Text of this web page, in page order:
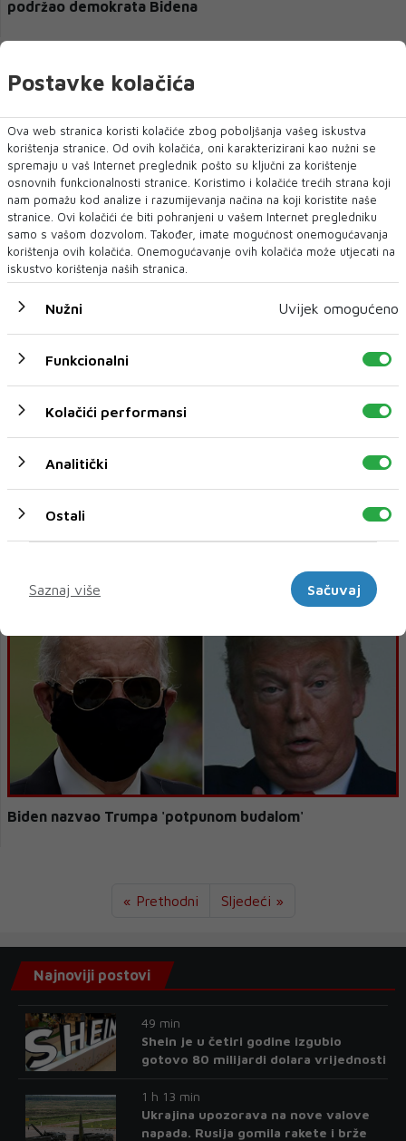
podržao demokrata Bidena
SAD
Biden i služebno Trumpov protivnik na izborima
sad
Biden optužio Trumpa da je Ameriku pretvorio u "bojno
Biden nazvao Trumpa 'potpunom budalom'
« Prethodni Sljedeći »
Postavke kolačića
Ova web stranica koristi kolačiće zbog poboljšanja vašeg iskustva
korištenja stranice. Od ovih kolačića, oni karakterizirani kao nužni se
spremaju u vaš Internet preglednik pošto su ključni za korištenje
osnovnih funkcionalnosti stranice. Koristimo i kolačiće trećih strana koji
nam pomažu kod analize i razumijevanja načina na koji koristite naše
stranice. Ovi kolačići će biti pohranjeni u vašem Internet pregledniku
samo s vašom dozvolom. Također, imate mogućnost onemogućavanja
korištenja ovih kolačića. Onemogućavanje ovih kolačića može utjecati na
iskustvo korištenja naših stranica.
Nužni Uvijek omogućeno
Funkcionalni
Kolačići performansi
Analitički
Ostali
Saznaj više
Sačuvaj
Najnoviji postovi
49 min
Shein je u četiri godine izgubio
gotovo 80 milijardi dolara vrijednosti
1 h 13 min
Ukrajina upozorava na nove valove
napada. Rusija gomila rakete i brže